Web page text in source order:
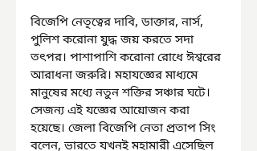
বিজেপি নেতৃত্বের দাবি, ডাক্তার, নার্স,
পুলিশ করোনা যুদ্ধ জয় করতে সদা
তৎপর। পাশাপাশি করোনা রোধে ঈশ্বরের
আরাধনা জরুরি। মহাযজ্ঞের মাধ্যমে
মানুষের মধ্যে নতুন শক্তির সঞ্চার ঘটে।
সেজন্য এই যজ্ঞের আয়োজন করা
হয়েছে। জেলা বিজেপি নেতা প্রতাপ সিং
বলেন, ভারতে যখনই মহামারী এসেছিল